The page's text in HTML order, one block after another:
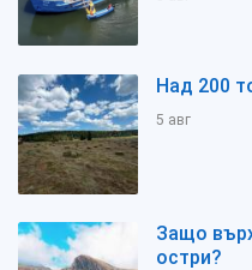
Над 200
5 авг
Защо
остри?